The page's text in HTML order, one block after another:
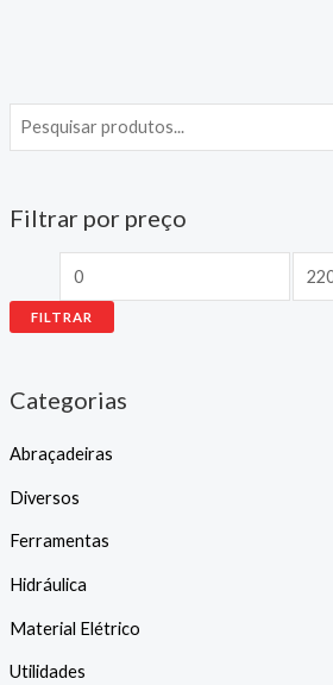
Filtrar por preço
FILTRAR
Categorias
Abraçadeiras
Diversos
Ferramentas
Hidráulica
Material Elétrico
Utilidades